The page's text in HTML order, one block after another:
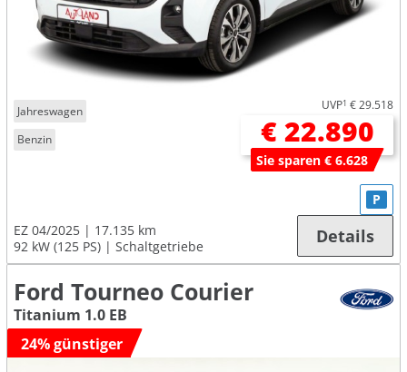
Jahreswagen
Benzin
UVP1 € 29.518
€ 22.890
Sie sparen € 6.628
EZ 04/2025
17.135 km
92 kW (125 PS)
Schaltgetriebe
P
Details
Ford Tourneo Courier
Titanium 1.0 EB
24% günstiger